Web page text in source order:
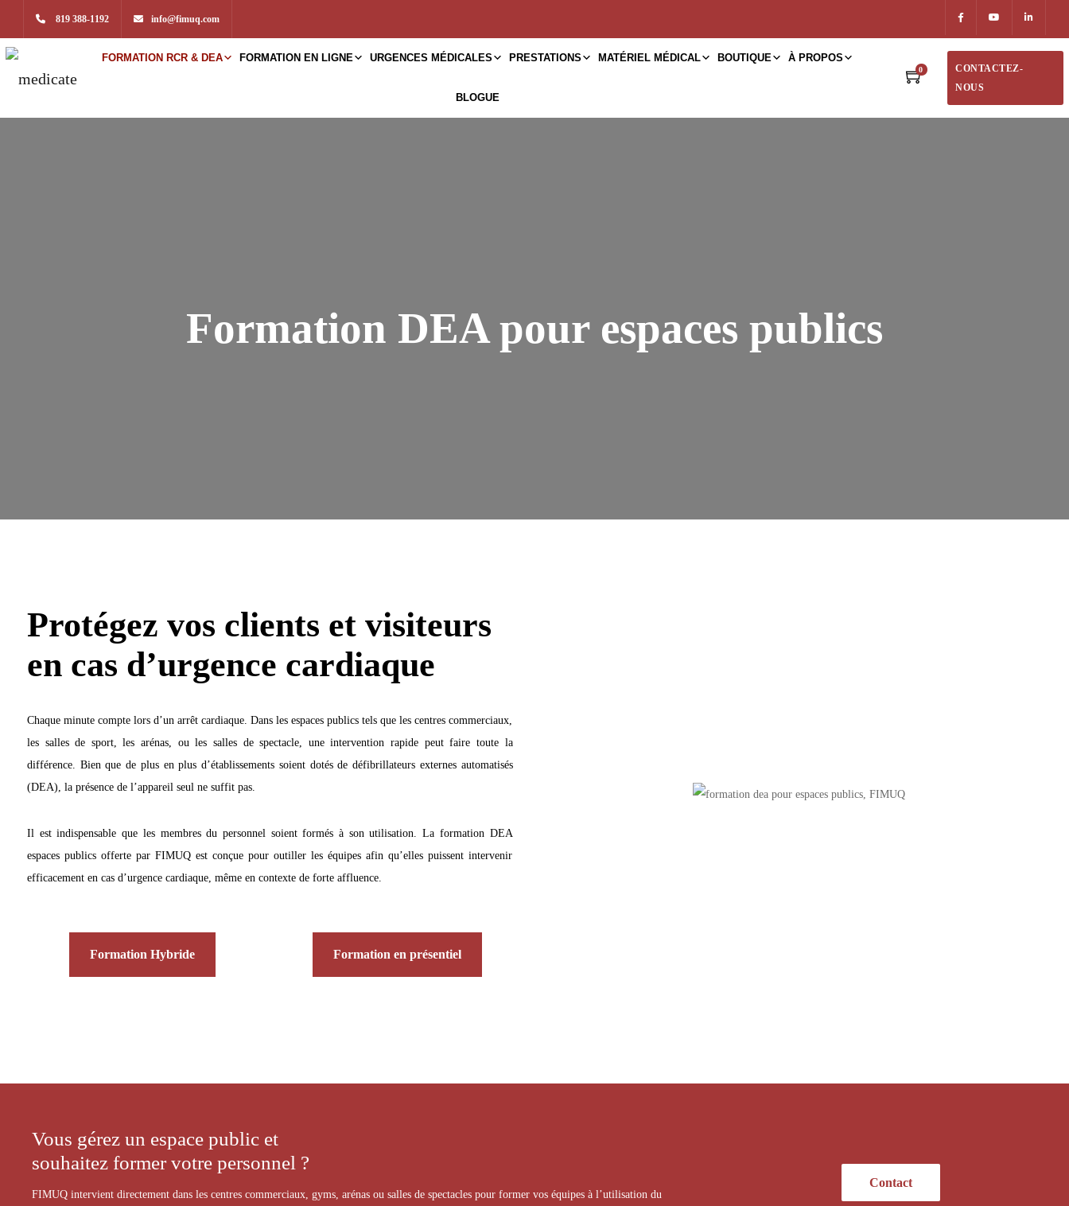
819 388-1192 info@fimuq.com
FORMATION RCR & DEA FORMATION EN LIGNE URGENCES MÉDICALES PRESTATIONS MATÉRIEL MÉDICAL BOUTIQUE À PROPOS
BLOGUE
0
CONTACTEZ-
NOUS
Formation DEA pour espaces publics
Protégez vos clients et visiteurs
en cas d’urgence cardiaque
Chaque minute compte lors d’un arrêt cardiaque. Dans les espaces publics tels que les centres commerciaux,
les salles de sport, les arénas, ou les salles de spectacle, une intervention rapide peut faire toute la
différence. Bien que de plus en plus d’établissements soient dotés de défibrillateurs externes automatisés
(DEA), la présence de l’appareil seul ne suffit pas.
Il est indispensable que les membres du personnel soient formés à son utilisation. La formation DEA
espaces publics offerte par FIMUQ est conçue pour outiller les équipes afin qu’elles puissent intervenir
efficacement en cas d’urgence cardiaque, même en contexte de forte affluence.
Formation Hybride Formation en présentiel
Vous gérez un espace public et
souhaitez former votre personnel ?
FIMUQ intervient directement dans les centres commerciaux, gyms, arénas ou salles de spectacles pour former vos équipes à l’utilisation du
Contact